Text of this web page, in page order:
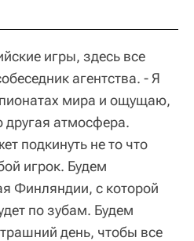
игры, здесь все
агентства. - Я
мира и ощущаю,
другая атмосфера.
подкинуть не то что
игрок. Будем
Финляндии, с которой
по зубам. Будем
день, чтобы все